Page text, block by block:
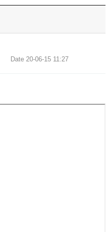
Date 20-06-15 11:27